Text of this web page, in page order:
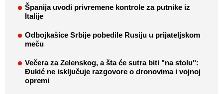
Španija uvodi privremene kontrole za putnike iz
Italije
Odbojkašice Srbije pobedile Rusiju u prijateljskom
meču
Večera za Zelenskog, a šta će sutra biti "na stolu":
Đukić ne isključuje razgovore o dronovima i vojnoj
opremi